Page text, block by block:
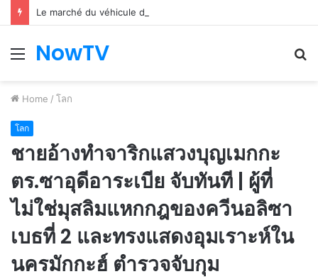
Le marché du véhicule d’occasion en plein essor
Menu
NowTV
Home / โลก
โลก
ชายอ้างทำจาริกแสวงบุญเมกกะ
ตร.ซาอุดีอาระเบีย จับทันที | ผู้ที่
ไม่ใช่มุสลิมแหกกฎของควีนอลิซา
เบธที่ 2 และทรงแสดงอุมเราะห์ใน
นครมักกะฮ์ ตำรวจจับกุม